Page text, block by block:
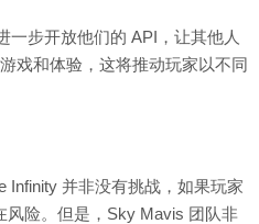
一步开放他们的 API，让其他人
戏和体验，这将推动玩家以不同
Infinity 并非没有挑战，如果玩家
风险。但是，Sky Mavis 团队非